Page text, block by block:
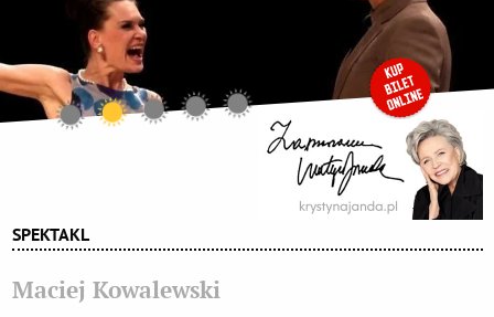
SPEKTAKL
Maciej Kowalewski